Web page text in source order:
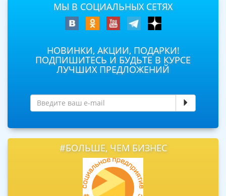
МЫ В СОЦИАЛЬНЫХ СЕТЯХ
НОВИНКИ, АКЦИИ, ПОДАРКИ!
ПОДПИШИТЕСЬ И БУДЬТЕ В КУРСЕ
ЛУЧШИХ ПРЕДЛОЖЕНИЙ
#БОЛЬШЕ, ЧЕМ БИЗНЕС